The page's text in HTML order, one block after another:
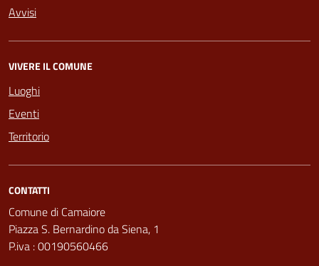
Avvisi
VIVERE IL COMUNE
Luoghi
Eventi
Territorio
CONTATTI
Comune di Camaiore
Piazza S. Bernardino da Siena, 1
P.iva : 00190560466